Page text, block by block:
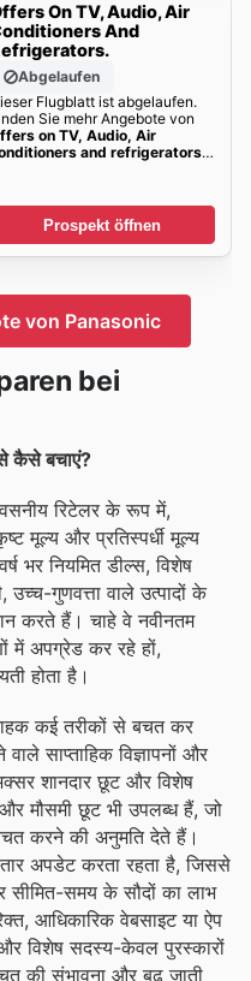
On TV, Audio, Air
And
Abgelaufen
Flugblatt ist abgelaufen.
Sie mehr Angebote von
on TV, Audio, Air
and refrigerators.
Prospekt öffnen
von Panasonic
bei
कैसे बचाएं?
रिटेलर के रूप में,
मूल्य और प्रतिस्पर्धी मूल्य
भर नियमित डील्स, विशेष
उच्च-गुणवत्ता वाले उत्पादों के
करते हैं। चाहे वे नवीनतम
में अपग्रेड कर रहे हों,
होता है।
कई तरीकों से बचत कर
साप्ताहिक विज्ञापनों और
शानदार छूट और विशेष
मौसमी छूट भी उपलब्ध हैं, जो
करने की अनुमति देते हैं।
अपडेट करता रहता है, जिससे
सीमित-समय के सौदों का लाभ
आधिकारिक वेबसाइट या ऐप
विशेष सदस्य-केवल पुरस्कारों
की संभावना और बढ़ जाती